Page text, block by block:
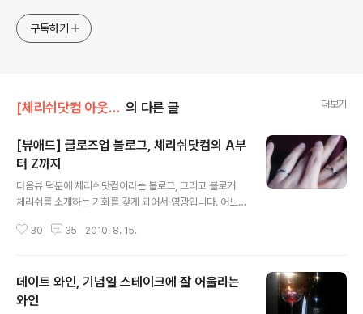
구독하기
[체리쉬닷컴 아웃사이드]/자유로운 이야기 의 다른 글 더보기
[뷰애드] 클로즈업 블로그, 체리쉬닷컴의 A부
터 Z까지
다음뷰 덕분에 체리쉬닷컴이라는 블로그, 그리고 블로거
체리쉬를 소개하는 기회를 갖게 되어서 영광입니다. 어느
을 때만 해도 1000명이 안 되었었는데, 작은 것이지만 글
자리를 빌어서 짧은 감사의 인사로 이 글을 시작하고자 합
니다. 항상 어떤 글을 쓰기 위해서는 '글감' 을 떠올립니다.
30 35 2010. 8. 15.
데이트 와인, 기념일 스테이크에 잘 어울리는
와인